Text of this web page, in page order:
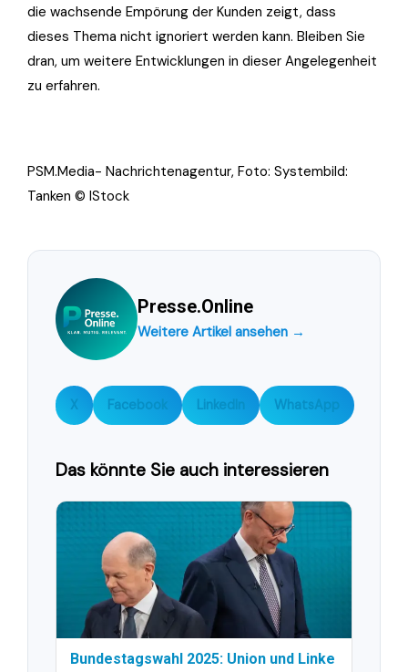
die wachsende Empörung der Kunden zeigt, dass
dieses Thema nicht ignoriert werden kann. Bleiben Sie
dran, um weitere Entwicklungen in dieser Angelegenheit
zu erfahren.
PSM.Media- Nachrichtenagentur, Foto: Systembild:
Tanken © IStock
Presse.Online
Weitere Artikel ansehen →
X Facebook LinkedIn WhatsApp
Das könnte Sie auch interessieren
Bundestagswahl 2025: Union und Linke